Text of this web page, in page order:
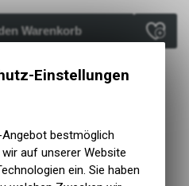
Warenkorb
World
gängigen Motorrad- und
Einstellungen
bestmöglich
auf unserer Website
ein. Sie haben